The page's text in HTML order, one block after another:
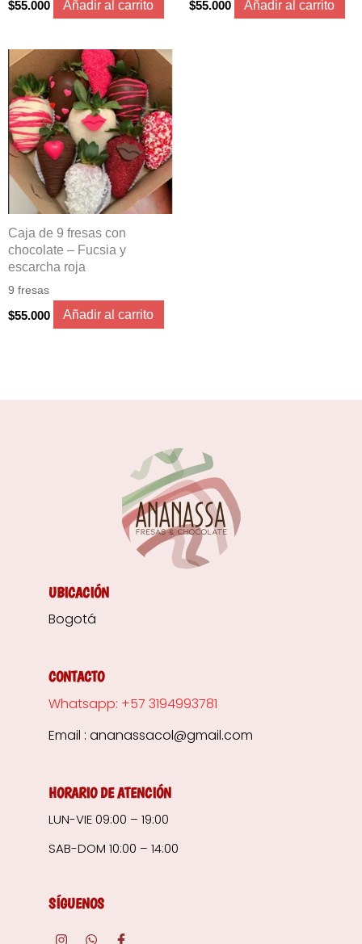
$55.000 Añadir al carrito
$55.000 Añadir al carrito
Caja de 9 fresas con
chocolate – Fucsia y
escarcha roja
9 fresas
$55.000 Añadir al carrito
UBICACIÓN
Bogotá
CONTACTO
Whatsapp: +57 3194993781
Email : ananassacol@gmail.com
HORARIO DE ATENCIÓN
LUN-VIE 09:00 – 19:00
SAB-DOM 10:00 – 14:00
SÍGUENOS
I
W
F